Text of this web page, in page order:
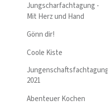
Jungscharfachtagung -
Mit Herz und Hand
Gönn dir!
Coole Kiste
Jungenschaftsfachtagung
2021
Abenteuer Kochen